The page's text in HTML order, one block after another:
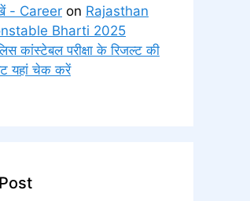
- Career on Rajasthan
Bharti 2025
कांस्टेबल परीक्षा के रिजल्ट की
यहां चेक करें